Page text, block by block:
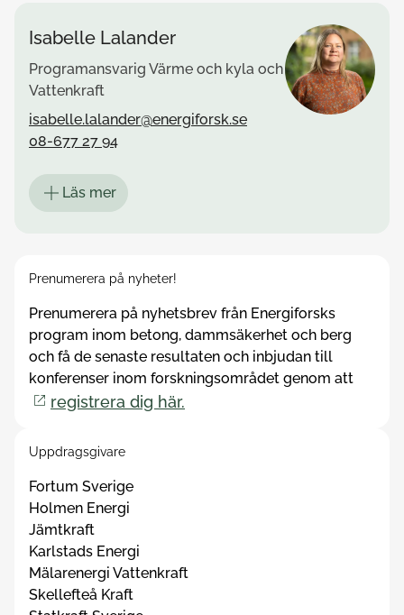
Isabelle Lalander
Programansvarig Värme och kyla och
Vattenkraft
isabelle.lalander@energiforsk.se
08-677 27 94
Läs mer
Prenumerera på nyheter!
Prenumerera på nyhetsbrev från Energiforsks
program inom betong, dammsäkerhet och berg
och få de senaste resultaten och inbjudan till
konferenser inom forskningsområdet genom att
registrera dig här.
Uppdragsgivare
Fortum Sverige
Holmen Energi
Jämtkraft
Karlstads Energi
Mälarenergi Vattenkraft
Skellefteå Kraft